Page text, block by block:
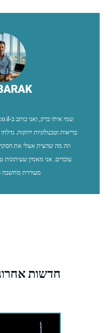
בריאות וטכנולוגיות ירוקות.
וזה מה שהצית אצלי את
עובדים. אני מאמין
מעוררת מחשבה
חדשות